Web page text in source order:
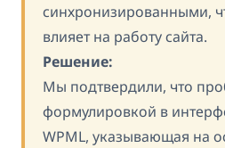
синхронизированными,
влияет на работу сайта.
Решение:
Мы подтвердили, что
формулировкой в
WPML, указывающая на